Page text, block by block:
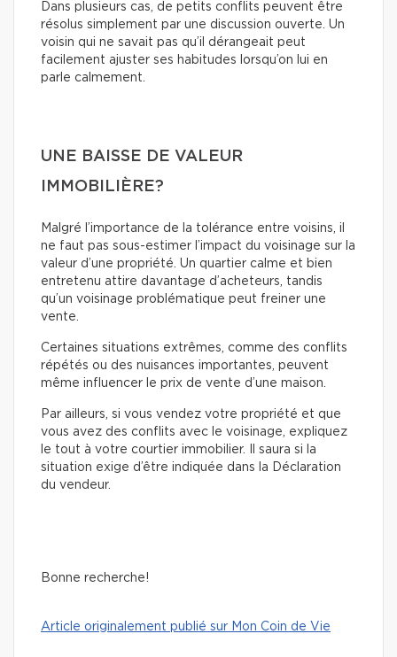
Dans plusieurs cas, de petits conflits peuvent être
résolus simplement par une discussion ouverte. Un
voisin qui ne savait pas qu’il dérangeait peut
facilement ajuster ses habitudes lorsqu’on lui en
parle calmement.
UNE BAISSE DE VALEUR
IMMOBILIÈRE?
Malgré l’importance de la tolérance entre voisins, il
ne faut pas sous-estimer l’impact du voisinage sur la
valeur d’une propriété. Un quartier calme et bien
entretenu attire davantage d’acheteurs, tandis
qu’un voisinage problématique peut freiner une
vente.
Certaines situations extrêmes, comme des conflits
répétés ou des nuisances importantes, peuvent
même influencer le prix de vente d’une maison.
Par ailleurs, si vous vendez votre propriété et que
vous avez des conflits avec le voisinage, expliquez
le tout à votre courtier immobilier. Il saura si la
situation exige d’être indiquée dans la Déclaration
du vendeur.
Bonne recherche!
Article originalement publié sur Mon Coin de Vie